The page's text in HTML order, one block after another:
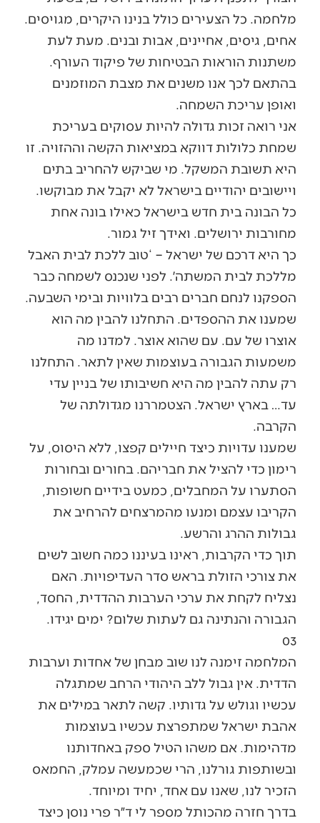
מלחמה. כל הצעירים כולל בנינו היקרים, מגויסים.
אחים, גיסים, אחיינים, אבות ובנים. מעת לעת
משתנות הוראות הבטיחות של פיקוד העורף.
בהתאם לכך אנו משנים את מצבת המוזמנים
ואופן עריכת השמחה.
אני רואה זכות גדולה להיות עסוקים בעריכת
שמחת כלולות דווקא במציאות הקשה וההזויה. זו
היא תשובת המשקל. מי שביקש להחריב בתים
ויישובים יהודיים בישראל לא יקבל את מבוקשו.
כל הבונה בית חדש בישראל כאילו בונה אחת
מחורבות ירושלים. ואידך זיל גמור.
כך היא דרכם של ישראל – ‘טוב ללכת לבית האבל
מללכת לבית המשתה׳. לפני שנכנס לשמחה כבר
הספקנו לנחם חברים רבים בלוויות ובימי השבעה.
שמענו את ההספדים. התחלנו להבין מה הוא
אוצרו של עם. עם שהוא אוצר. למדנו מה
משמעות הגבורה בעוצמות שאין לתאר. התחלנו
רק עתה להבין מה היא חשיבותו של בניין עדי
עד… בארץ ישראל. הצטמררנו מגדולתה של
הקרבה.
שמענו עדויות כיצד חיילים קפצו, ללא היסוס, על
רימון כדי להציל את חבריהם. בחורים ובחורות
הסתערו על המחבלים, כמעט בידיים חשופות,
הקריבו עצמם ומנעו מהמרצחים להרחיב את
גבולות ההרג והרשע.
תוך כדי הקרבות, ראינו בעיננו כמה חשוב לשים
את צורכי הזולת בראש סדר העדיפויות. האם
נצליח לקחת את ערכי הערבות ההדדית, החסד,
הגבורה והנתינה גם לעתות שלום? ימים יגידו.
03
המלחמה זימנה לנו שוב מבחן של אחדות וערבות
הדדית. אין גבול ללב היהודי הרחב שמתגלה
עכשיו וגולש על גדותיו. קשה לתאר במילים את
אהבת ישראל שמתפרצת עכשיו בעוצמות
מדהימות. אם משהו הטיל ספק באחדותנו
ובשותפות גורלנו, הרי שכמעשה עמלק, החמאס
הזכיר לנו, שאנו עם אחד, יחיד ומיוחד.
בדרך חזרה מהכותל מספר לי ד״ר פרי נוסן כיצד